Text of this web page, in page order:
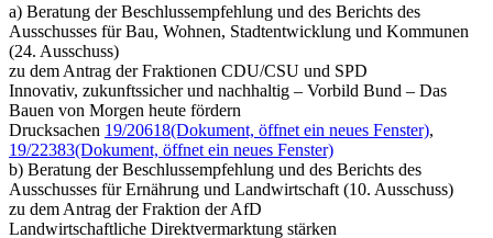
a) Beratung der Beschlussempfehlung und des Berichts des
Ausschusses für Bau, Wohnen, Stadtentwicklung und Kommunen
(24. Ausschuss)
zu dem Antrag der Fraktionen CDU/CSU und SPD
Innovativ, zukunftssicher und nachhaltig – Vorbild Bund – Das
Bauen von Morgen heute fördern
Drucksachen 19/20618(Dokument, öffnet ein neues Fenster),
19/22383(Dokument, öffnet ein neues Fenster)
b) Beratung der Beschlussempfehlung und des Berichts des
Ausschusses für Ernährung und Landwirtschaft (10. Ausschuss)
zu dem Antrag der Fraktion der AfD
Landwirtschaftliche Direktvermarktung stärken